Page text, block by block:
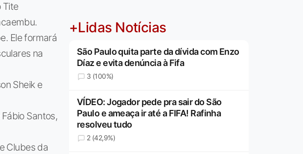
Tite
Ele formará
na
Sheik e
Santos,
Clubes da
+Lidas Notícias
São Paulo quita parte da dívida com Enzo
Díaz e evita denúncia à Fifa
3 (100%)
VÍDEO: Jogador pede pra sair do São
Paulo e ameaça ir até a FIFA! Rafinha
resolveu tudo
2 (42,9%)